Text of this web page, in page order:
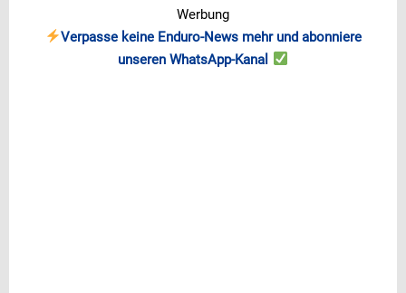
Werbung
Verpasse keine Enduro-News mehr und abonniere
unseren WhatsApp-Kanal